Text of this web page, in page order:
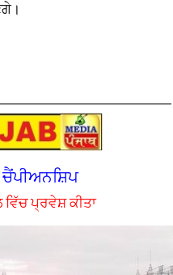
ਚੈਂਪੀਅਨਸ਼ਿਪ
ਪ੍ਰਵੇਸ਼ ਕੀਤਾ